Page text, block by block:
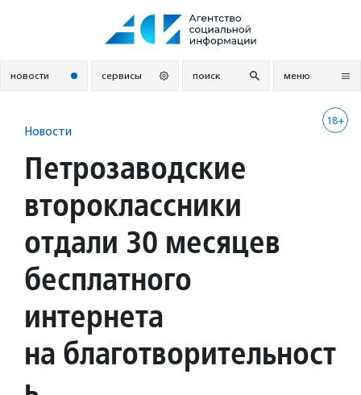
новости сервисы поиск меню
18+
Новости
Петрозаводские
второклассники
отдали 30 месяцев
бесплатного
интернета
на благотворительност